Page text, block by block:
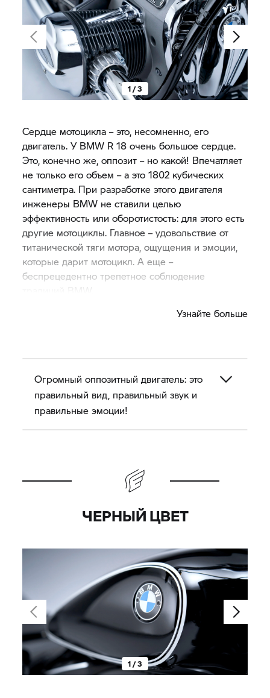
1 / 3
Сердце мотоцикла – это, несомненно, его
двигатель. У BMW R 18 очень большое сердце.
Это, конечно же, оппозит – но какой! Впечатляет
не только его объем – а это 1802 кубических
сантиметра. При разработке этого двигателя
инженеры BMW не ставили целью
эффективность или оборотистость: для этого есть
другие мотоциклы. Главное – удовольствие от
титанической тяги мотора, ощущения и эмоции,
которые дарит мотоцикл. А еще –
беспрецедентно трепетное соблюдение
Именно поэтому на R 18 применен
скульптуру. Впрочем, показатели тут тоже
впечатляющие: мощность 91 л.с. и 158 Нм
крутящего момента, которые доступны
практически с холостых оборотов – это
серьезно!
Узнайте больше
Огромный оппозитный двигатель: это
правильный вид, правильный звук и
правильные эмоции!
ЧЕРНЫЙ ЦВЕТ
1 / 3